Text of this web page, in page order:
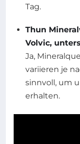
Tag.
Thun
Volvic,
Ja,
variieren je
sinnvoll, um
erhalten.